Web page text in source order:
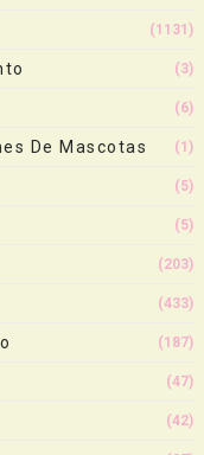
(1131)
(3)
(6)
De Mascotas (1)
(5)
(5)
(203)
(433)
(187)
(47)
(42)